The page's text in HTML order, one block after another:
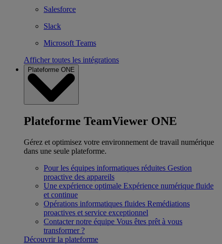
Salesforce
Slack
Microsoft Teams
Afficher toutes les intégrations
Plateforme ONE
Plateforme TeamViewer ONE
Gérez et optimisez votre environnement de travail numérique
dans une seule plateforme.
Pour les équipes informatiques réduites Gestion
proactive des appareils
Une expérience optimale Expérience numérique fluide
et continue
Opérations informatiques fluides Remédiations
proactives et service exceptionnel
Contacter notre équipe Vous êtes prêt à vous
transformer ?
Découvrir la plateforme